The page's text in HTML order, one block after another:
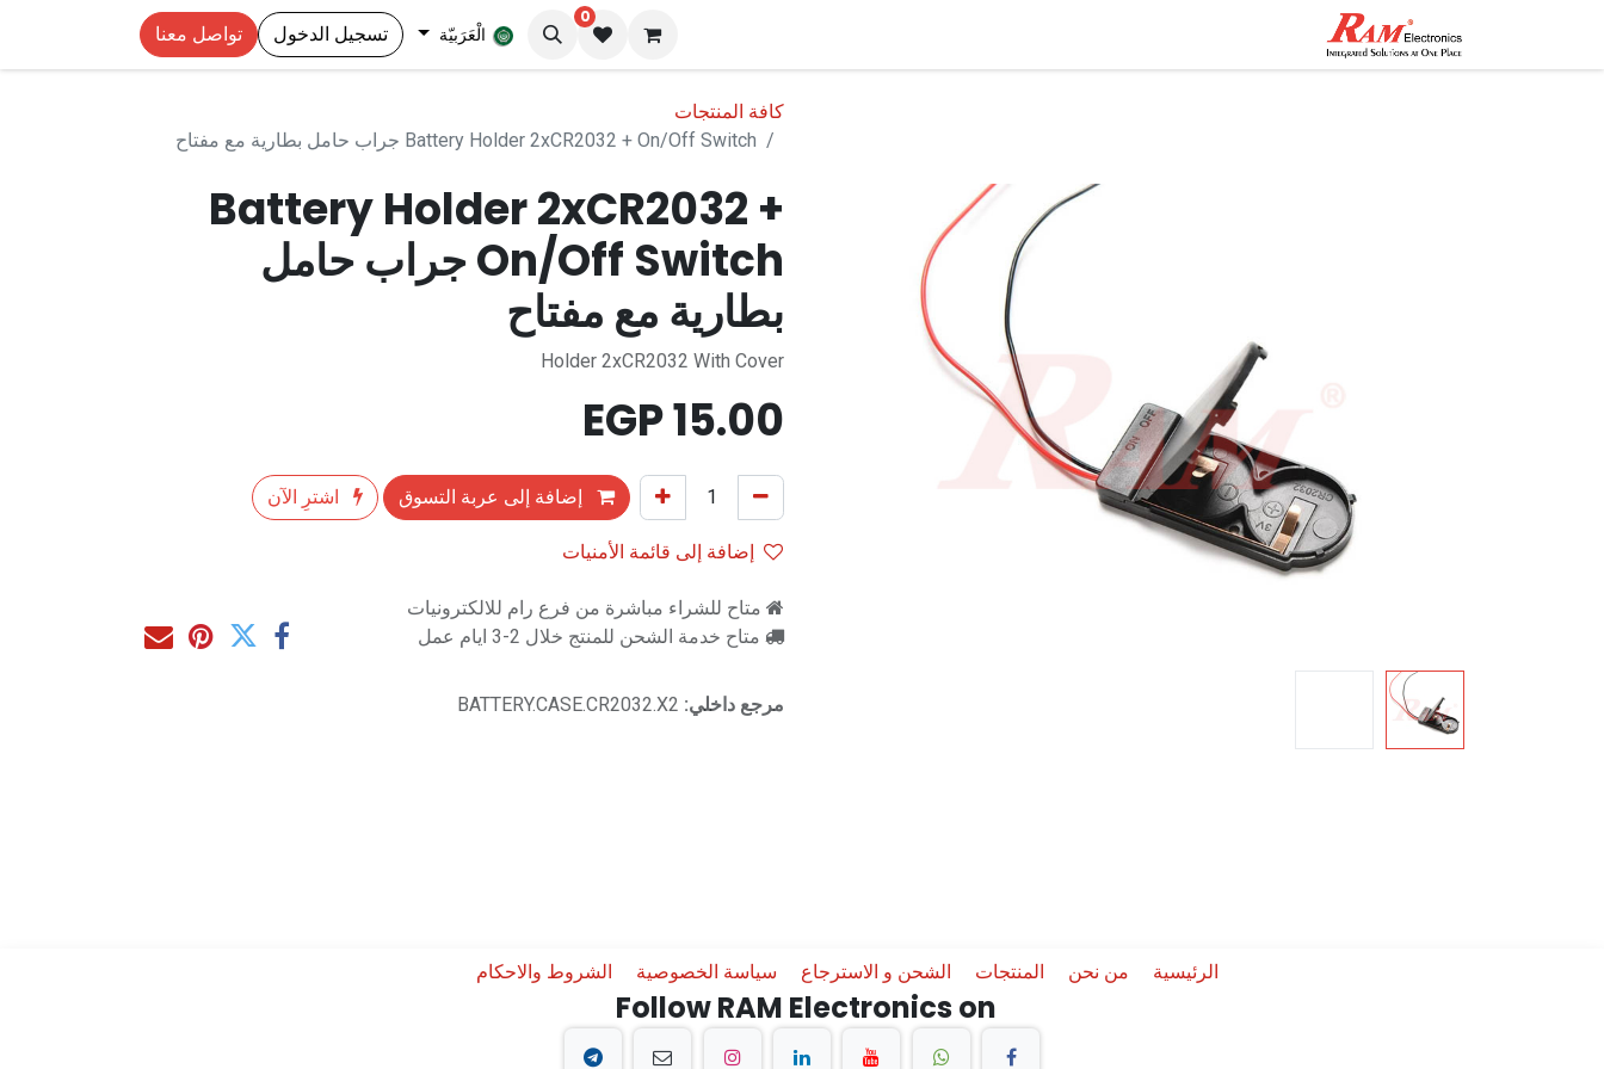
0
الْعَرَبيّة تسجيل الدخول تواصل معنا
كافة المنتجات
Battery Holder 2xCR2032 + On/Off Switch جراب حامل بطارية مع مفتاح
Battery Holder 2xCR2032 +
On/Off Switch جراب حامل
بطارية مع مفتاح
Holder 2xCR2032 With Cover
15.00
إضافة إلى عربة التسوق
اشترِ الآن
إضافة إلى قائمة الأمنيات
متاح للشراء مباشرة من فرع رام للالكترونيات
متاح خدمة الشحن للمنتج خلال 2-3 ايام عمل
مرجع داخلي: BATTERY.CASE.CR2032.X2
الرئيسية من نحن المنتجات الشحن و الاسترجاع سياسة الخصوصية الشروط والاحكام
Follow RAM Electronics on